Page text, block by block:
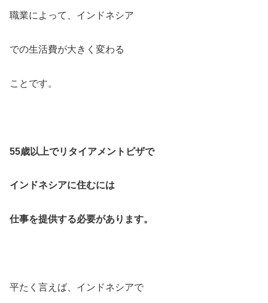
職業によって、インドネシア
での生活費が大きく変わる
ことです。
55歳以上でリタイアメントビザで
インドネシアに住むには
仕事を提供する必要があります。
平たく言えば、インドネシアで